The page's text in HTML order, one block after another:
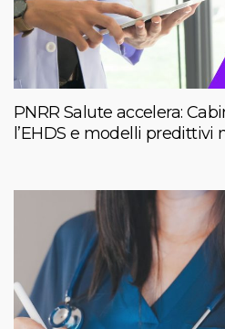
PNRR Salute accelera:
l’EHDS e modelli predittivi